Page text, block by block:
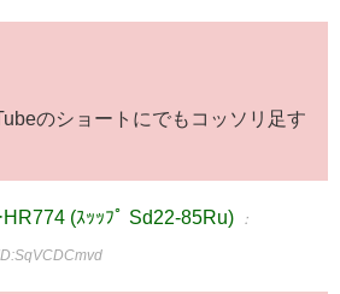
のショートにでもコッソリ足す
(ｽｯｯﾌﾟ Sd22-85Ru) ：